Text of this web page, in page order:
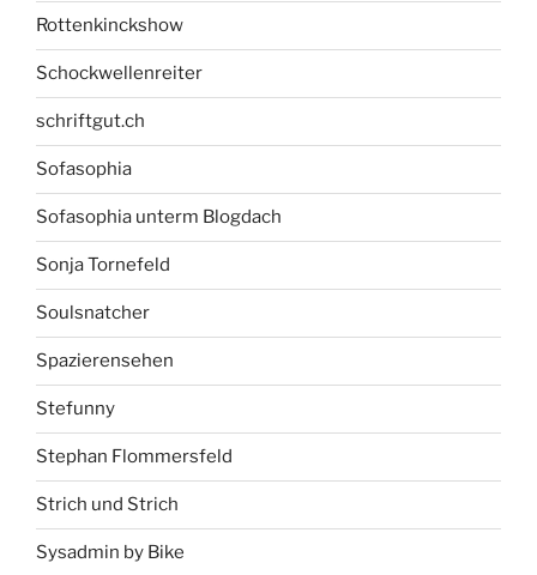
Rottenkinckshow
Schockwellenreiter
schriftgut.ch
Sofasophia
Sofasophia unterm Blogdach
Sonja Tornefeld
Soulsnatcher
Spazierensehen
Stefunny
Stephan Flommersfeld
Strich und Strich
Sysadmin by Bike